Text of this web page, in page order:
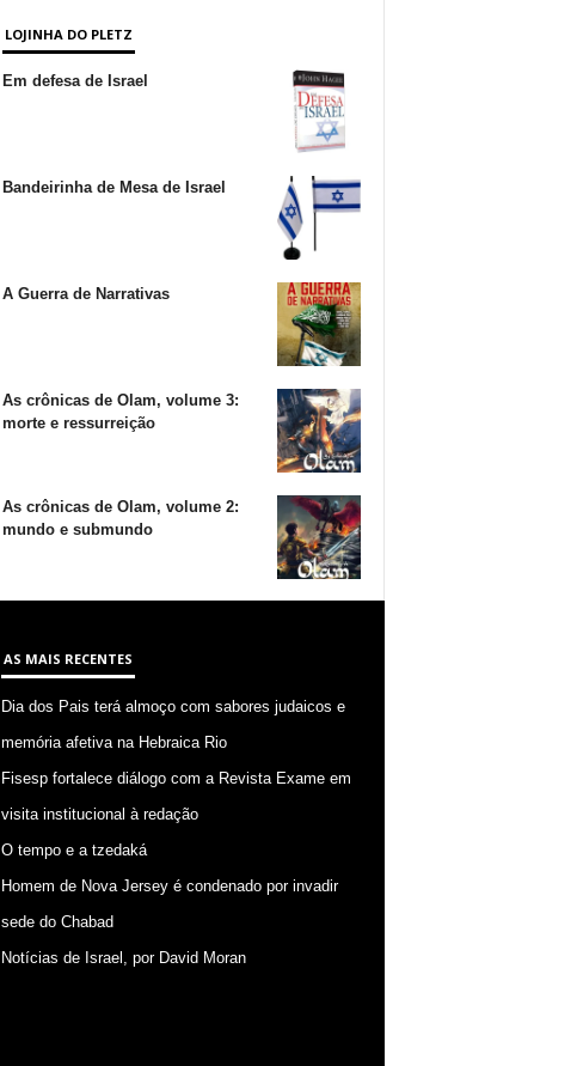
LOJINHA DO PLETZ
Em defesa de Israel
Bandeirinha de Mesa de Israel
A Guerra de Narrativas
As crônicas de Olam, volume 3:
morte e ressurreição
As crônicas de Olam, volume 2:
mundo e submundo
AS MAIS RECENTES
Dia dos Pais terá almoço com sabores judaicos e
memória afetiva na Hebraica Rio
Fisesp fortalece diálogo com a Revista Exame em
visita institucional à redação
O tempo e a tzedaká
Homem de Nova Jersey é condenado por invadir
sede do Chabad
Notícias de Israel, por David Moran